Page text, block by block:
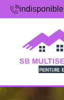
indisponible